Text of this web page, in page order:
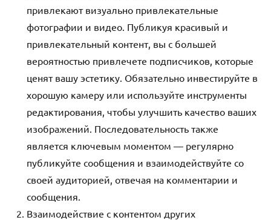
привлекают визуально привлекательные
фотографии и видео. Публикуя красивый и
привлекательный контент, вы с большей
вероятностью привлечете подписчиков, которые
ценят вашу эстетику. Обязательно инвестируйте в
хорошую камеру или используйте инструменты
редактирования, чтобы улучшить качество ваших
изображений. Последовательность также
является ключевым моментом — регулярно
публикуйте сообщения и взаимодействуйте со
своей аудиторией, отвечая на комментарии и
сообщения.
Взаимодействие с контентом других